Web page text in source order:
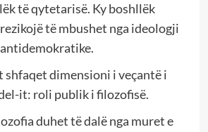
të qytetarisë. Ky boshllëk
të mbushet nga ideologji
shfaqet dimensioni i veçantë i
it: roli publik i filozofisë.
duhet të dalë nga muret e